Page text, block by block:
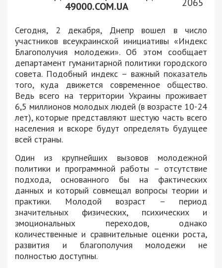
49000.COM.UA
Сегодня, 2 декабря, Днепр вошел в число
участников всеукраинской инициативы «Индекс
Благополучия молодежи». Об этом сообщает
департамент гуманитарной политики городского
совета. Подобный индекс – важный показатель
того, куда движется современное общество.
Ведь всего на территории Украины проживает
6,5 миллионов молодых людей (в возрасте 10-24
лет), которые представляют шестую часть всего
населения и вскоре будут определять будущее
всей страны.
Один из крупнейших вызовов молодежной
политики и программной работы – отсутствие
подхода, основанного бы на фактических
данных и который совмещал вопросы теории и
практики. Молодой возраст – период
значительных физических, психических и
эмоциональных переходов, однако
количественные и сравнительные оценки роста,
развития и благополучия молодежи не
полностью доступны.